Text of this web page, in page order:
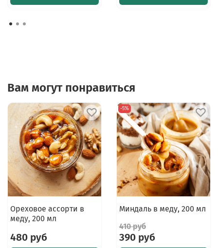
Вам могут понравиться
Ореховое ассорти в
меду, 200 мл
480 руб
-5%
Миндаль в меду, 200 мл
410 руб
390 руб